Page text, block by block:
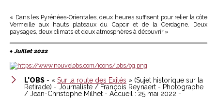
« Dans les Pyrénées-Orientales, deux heures suffisent pour relier la côte
Vermeille aux hauts plateaux du Capcir et de la Cerdagne. Deux
paysages, deux climats et deux atmosphères à découvrir »
♦ Juillet 2022
L'OBS - « Sur la route des Exilés » (Sujet historique sur la
Retirade) - Journaliste / François Reynaert - Photographe
/ Jean-Christophe Milhet - Accueil : 25 mai 2022 -